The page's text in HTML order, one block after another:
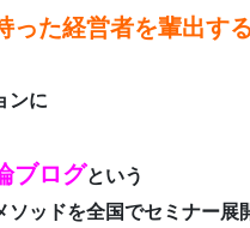
った経営者を輩出す
ンに
ブログという
ソッドを全国でセミナー展